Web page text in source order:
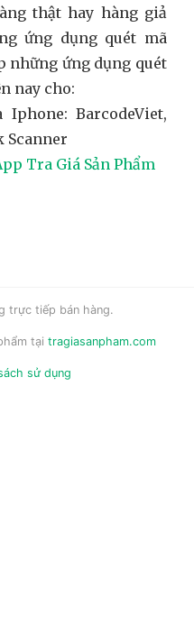
thật hay hàng giả
ứng dụng quét mã
những ứng dụng quét
nay cho:
BarcodeViet,
Scanner
Tra Giá Sản Phẩm
trực tiếp bán hàng.
tại tragiasanpham.com
sử dụng